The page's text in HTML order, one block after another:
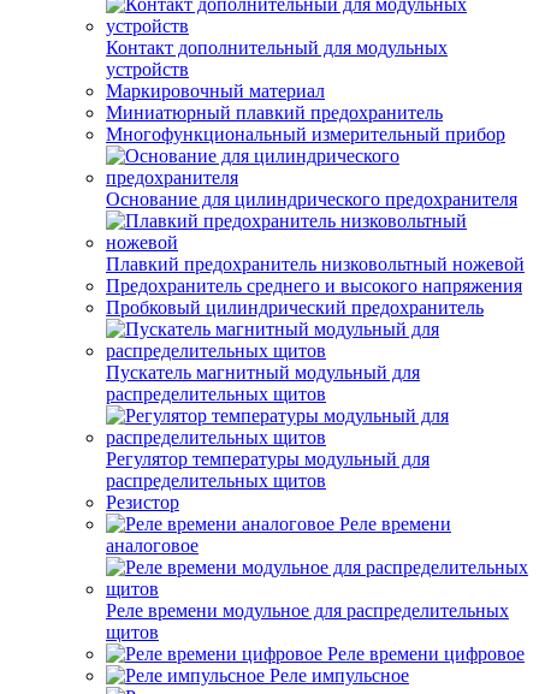
Контакт дополнительный для модульных
устройств
Маркировочный материал
Миниатюрный плавкий предохранитель
Многофункциональный измерительный прибор
Основание для цилиндрического предохранителя
Плавкий предохранитель низковольтный ножевой
Предохранитель среднего и высокого напряжения
Пробковый цилиндрический предохранитель
Пускатель магнитный модульный для
распределительных щитов
Регулятор температуры модульный для
распределительных щитов
Резистор
Реле времени
аналоговое
Реле времени модульное для распределительных
щитов
Реле времени цифровое
Реле импульсное